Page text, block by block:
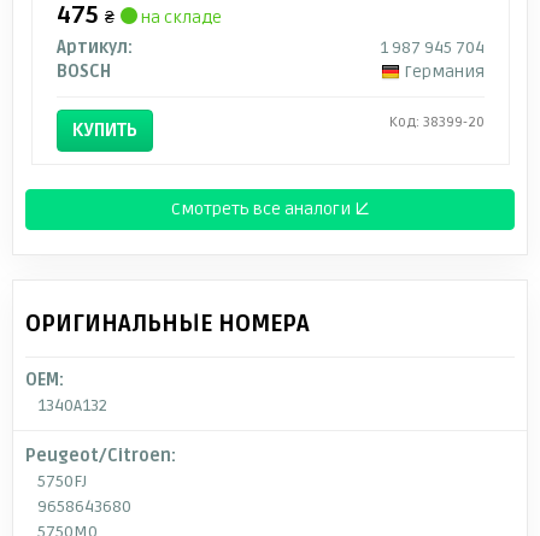
475 ₴
на складе
Артикул:
1 987 945 704
BOSCH
Германия
КУПИТЬ Код: 38399-20
Смотреть все аналоги ↓
ОРИГИНАЛЬНЫЕ НОМЕРА
OEM:
1340A132
Peugeot/Citroen:
5750FJ
9658643680
5750M0